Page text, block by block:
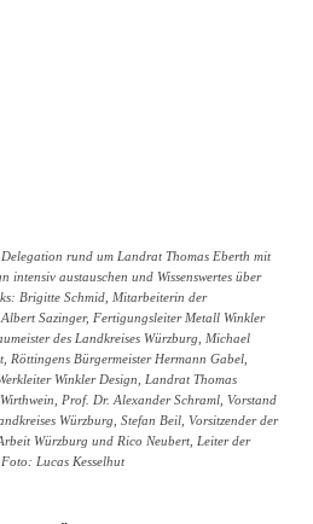
rund um Landrat Thomas Eberth mit
intensiv austauschen und Wissenswertes über
Brigitte Schmid, Mitarbeiterin der
Sazinger, Fertigungsleiter Metall Winkler
des Landkreises Würzburg, Michael
Röttingens Bürgermeister Hermann Gabel,
Winkler Design, Landrat Thomas
Prof. Dr. Alexander Schraml, Vorstand
Würzburg, Stefan Beil, Vorsitzender der
Würzburg und Rico Neubert, Leiter der
Lucas Kesselhut